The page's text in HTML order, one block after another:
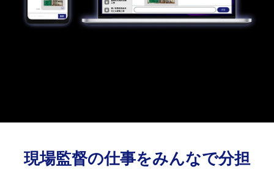
現場監督の仕事をみんなで分担